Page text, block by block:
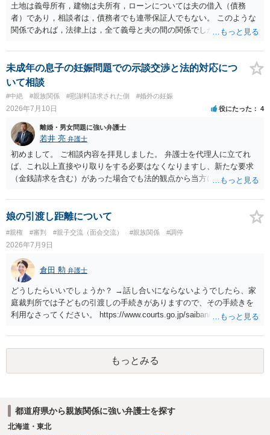
土地は義母所有，建物は夫所有，ローンについては夫の借入（債務
者）であり，相談者は，債務者でも連帯保証人でもない。 このような
関係であれば，法律上は，全て義母と夫の間の関係でしかありませ
せる）がされていたのでしょうかね。 いずれにしても，使用貸借では
なくて賃貸借にするというのであれば，夫と義母の関係でしかありま
せん。 これが法律上の話です。 「夫にこうなったのはお前のせいなん
だからお前が払えよ！と怒鳴られました。」 こうなった経緯は不明で
すが，法律上は，夫と義母の間の話ですから，二人で賃料等の合意を
するか否かを決め，夫が義母に支払をするだけのことです。この合意
をしない場合に，義母がどのような選択をするかは，義母の判断でし
かありません（抵当権の解除の話をしているようですが）。 夫が賃料
の支払を相談者に請求したとしても，法律上の支払義務は生じませ
ん。変な賃貸借契約書（なぜか，賃借人が相談者になっているなど）
が作成されない限り，相談者に負担は生じないのです。にもかかわら
ず，請求してくるのだとすれば，そのような請求を押し付けてくる夫
について，どのように評価するかの話になると思います。 抵当権の解
除は，金融機関（担保権者）の方が応じることがないと思います。ロ
ーンの支払いもしなければ，抵当権が実行されて土地が売却されて
（おそらく，建物も共同担保に入っていると思うので，競売自体はさ
ほど問題ありません。）売却代金が建物のローンに充当され，残額は
名義人である夫に請求されることになります。相談者は，債務に関係
なく，連帯保証人でもありませんので，負担する理由がありません。
離婚については，相手方が離婚したいようですから，離婚自体はこち
らの意思次第だと思います。慰謝料を請求する際に，この不動産の経
過も含めて，どのように相談者が精神的苦痛を受けたかの際に述べて
いく事情になると思います。 法律問題より，夫婦間の問題（離婚の問
未成年の息子の妊娠問題での示談交渉と法的対応につ
いて相談
#中絶 #親族関係 #慰謝料請求された側 #婚外の妊娠
2026年7月10日 役にたった 4
離婚・男女問題に強い弁護士
若井 亮 弁護士
初めまして。 ご相談内容を拝見しました。 弁護士を代理人に立てれ
ば、これ以上直接やり取りをする必要はなくなりますし、新たな要求
（金銭請求を含む）があった場合でも法的観点から当方に支払うべき
いのであれば、基本的にはご自身で対応していくことになります。 こ
れ以上の要求を回避するためには、合意内容を書面しておくことで
す。 特に重要な点としては、合意事項以外には貸し借りが無いことを
確認する条項（清算条項）をきちんと盛り込んでおくことです。 お金
を払うにしても、紛争が蒸し返されないよう、合意書を作成して取り
交わすようにしてください。
娘の引渡し距離について
#親権 #審判 #親子交流（面会交流） #親族関係 #調停
2026年7月9日
倉田 勲 弁護士
どうしたらいいでしょうか？ →話し合いにならないようでしたら、家
庭裁判所では子どもの引渡しの手続きがありますので、その手続きを
利用なさってください。 https://www.courts.go.jp/saiban/syurui/syurui
もっとみる
都道府県から親族関係に強い弁護士を探す
北海道・東北